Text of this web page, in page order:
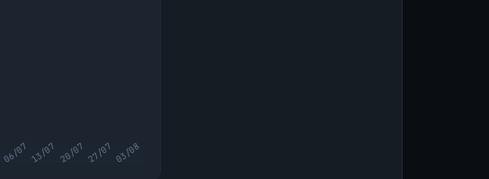
06/07 13/07 20/07 27/07 03/08